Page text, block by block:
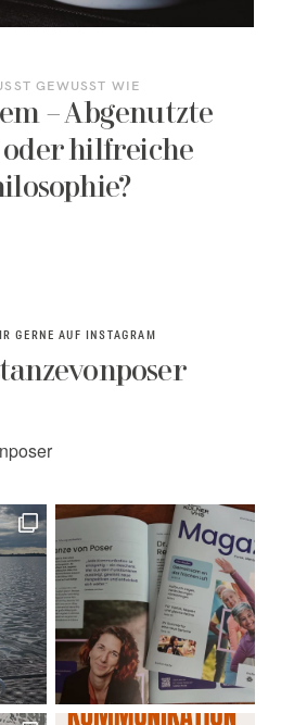
GEWUSST WIE
– Abgenutzte
oder hilfreiche
GERNE AUF INSTAGRAM